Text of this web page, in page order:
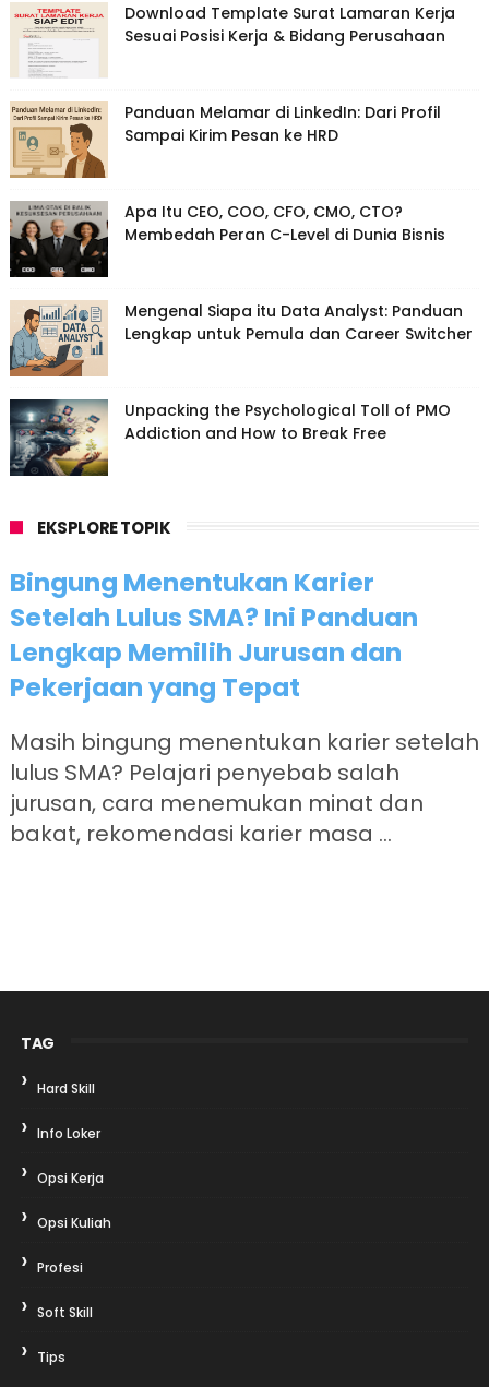
Download Template Surat Lamaran Kerja
Sesuai Posisi Kerja & Bidang Perusahaan
Panduan Melamar di LinkedIn: Dari Profil
Sampai Kirim Pesan ke HRD
Apa Itu CEO, COO, CFO, CMO, CTO?
Membedah Peran C-Level di Dunia Bisnis
Mengenal Siapa itu Data Analyst: Panduan
Lengkap untuk Pemula dan Career Switcher
Unpacking the Psychological Toll of PMO
Addiction and How to Break Free
EKSPLORE TOPIK
Bingung Menentukan Karier
Setelah Lulus SMA? Ini Panduan
Lengkap Memilih Jurusan dan
Pekerjaan yang Tepat
Masih bingung menentukan karier setelah
lulus SMA? Pelajari penyebab salah
jurusan, cara menemukan minat dan
bakat, rekomendasi karier masa ...
TAG
Hard Skill
Info Loker
Opsi Kerja
Opsi Kuliah
Profesi
Soft Skill
Tips